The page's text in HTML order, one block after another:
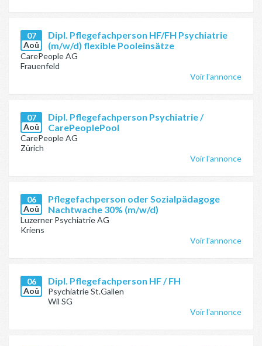
07
Aoû
Dipl. Pflegefachperson HF/FH Psychiatrie
(m/w/d) flexible Pooleinsätze
CarePeople AG
Frauenfeld
Voir l'annonce
07
Aoû
Dipl. Pflegefachperson Psychiatrie /
CarePeoplePool
CarePeople AG
Zürich
Voir l'annonce
06
Aoû
Pflegefachperson oder Sozialpädagoge
Nachtwache 30% (m/w/d)
Luzerner Psychiatrie AG
Kriens
Voir l'annonce
06
Aoû
Dipl. Pflegefachperson HF / FH
Psychiatrie St.Gallen
Wil SG
Voir l'annonce